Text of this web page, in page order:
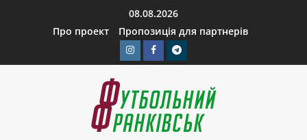
08.08.2026
Про проект
Пропозиція для партнерів